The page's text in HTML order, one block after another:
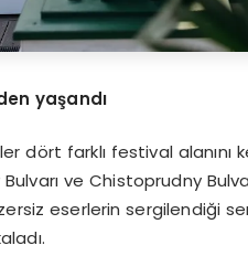
yaşandı
dört farklı festival alanını
ve Chistoprudny
eserlerin sergilendiği